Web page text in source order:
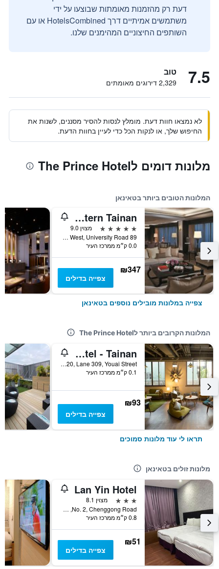
דעת רק מהזמנות מאומתות שבוצעו על ידי
משתמשים אמיתיים דרך HotelsCombined או עם
השותפים החיצוניים המהימנים שלנו.
7.5 טוב
2,329 דירוגים מאומתים
לא נמצאו חוות דעת. מומלץ לנסות להסיר מסננים, לשנות את
החיפוש שלך, או לנקות הכל כדי לעיין בחוות הדעת.
מלונות דומים לThe Prince Hotel
המלונות הטובים ביותר בטאינאן
Shangri-La Far Eastern Tainan
5 כוכבים
מצוין 9.0
89 Section West, University Road, טאינאן, טייוואן
0.0 ק״מ ממרכז העיר
₪347
צפייה בדילים
צפייה במלונות מובילים נוספים בטאינאן
המלונות הקרובים ביותר לThe Prince Hotel
Light Hostel - Tainan
No. 20, Lane 309, Youai Street, טאינאן, טייוואן
0.1 ק״מ ממרכז העיר
₪93
צפייה בדילים
תראו לי עוד מלונות סמוכים
מלונות זולים בטאינאן
Lan Yin Hotel
3 כוכבים
מצוין 8.1
No. 2, Chenggong Road, טאינאן, טייוואן
0.8 ק״מ ממרכז העיר
₪51
צפייה בדילים